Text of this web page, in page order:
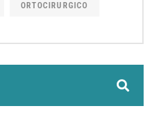
ORTOCIRURGICO